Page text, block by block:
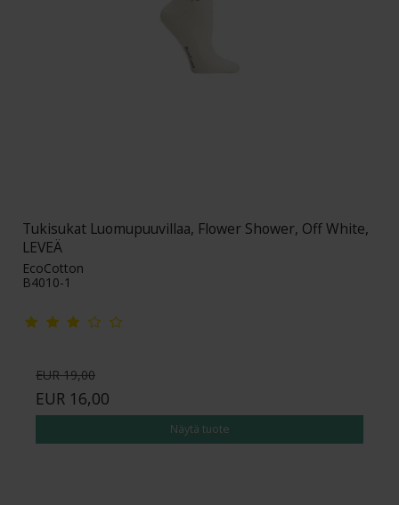
Tukisukat Luomupuuvillaa, Flower Shower, Off White,
LEVEÄ
EcoCotton
B4010-1
EUR 19,00
EUR 16,00
Näytä tuote